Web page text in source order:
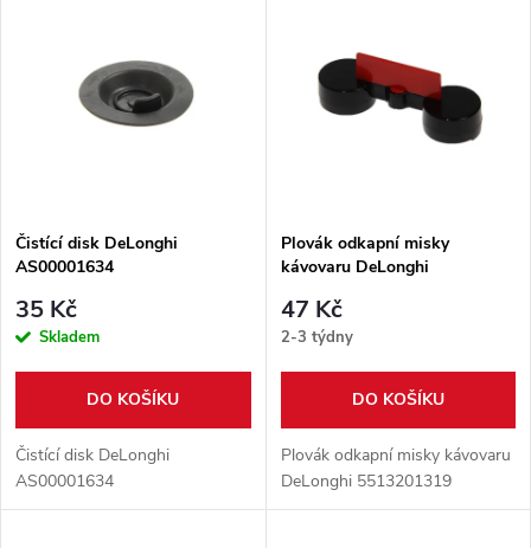
p
r
o
d
u
s
p
r
d
u
Čistící disk DeLonghi
AS00001634
35 Kč
Skladem
DO KOŠÍKU
Čistící disk DeLonghi
AS00001634
Plovák odkapní misky
kávovaru DeLonghi
47 Kč
2-3 týdny
DO KOŠÍKU
Plovák odkapní misky kávovaru
DeLonghi 5513201319